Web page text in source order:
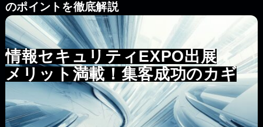
のポイントを徹底解説
情報セキュリティEXPO出展
メリット満載！集客成功のカギ